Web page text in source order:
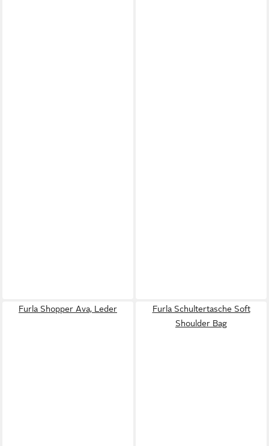
Furla Shopper Ava, Leder
Furla Schultertasche Soft
Shoulder Bag